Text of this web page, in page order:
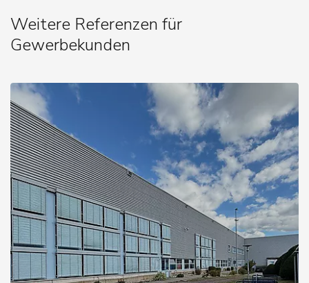
Weitere Referenzen für
Gewerbekunden